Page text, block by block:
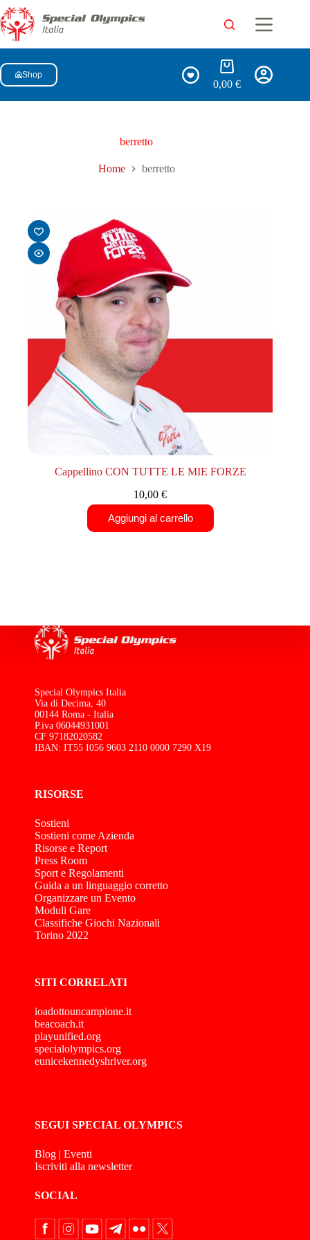
Shop
0,00€
berretto
Home berretto
Cappellino CON TUTTE LE MIE FORZE
10,00€
Aggiungi al carrello
Special Olympics Italia
Via di Decima, 40
00144 Roma - Italia
P.iva 06044931001
CF 97182020582
IBAN: IT55 I056 9603 2110 0000 7290 X19
RISORSE
Sostieni
Sostieni come Azienda
Risorse e Report
Press Room
Sport e Regolamenti
Guida a un linguaggio corretto
Organizzare un Evento
Moduli Gare
Classifiche Giochi Nazionali
Torino 2022
SITI CORRELATI
ioadottouncampione.it
beacoach.it
playunified.org
specialolympics.org
eunicekennedyshriver.org
SEGUI SPECIAL OLYMPICS
Blog | Eventi
Iscriviti alla newsletter
SOCIAL